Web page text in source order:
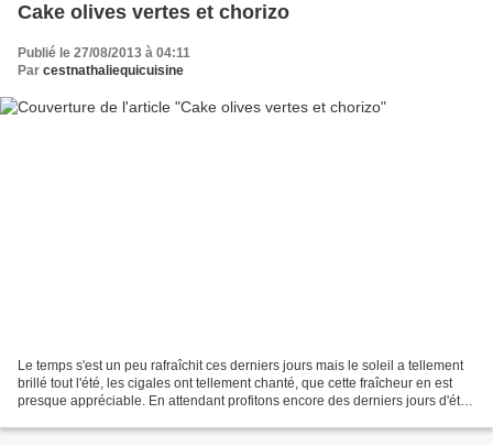
Cake olives vertes et chorizo
Publié le 27/08/2013 à 04:11
Par cestnathaliequicuisine
Le temps s'est un peu rafraîchit ces derniers jours mais le soleil a tellement
brillé tout l'été, les cigales ont tellement chanté, que cette fraîcheur en est
presque appréciable. En attendant profitons encore des derniers jours d'été